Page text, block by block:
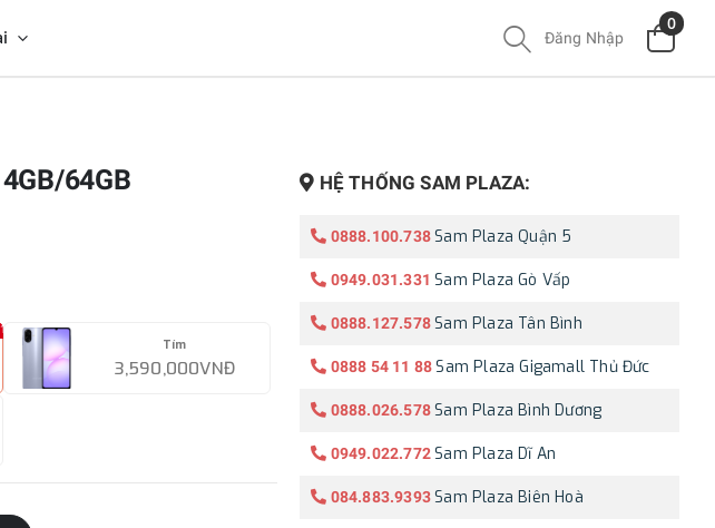
Đăng Nhập
0
64GB
Tím
3,590,000VNĐ
HỆ THỐNG SAM PLAZA:
0888.100.738 Sam Plaza Quận 5
0949.031.331 Sam Plaza Gò Vấp
0888.127.578 Sam Plaza Tân Bình
0888 54 11 88 Sam Plaza Gigamall Thủ Đức
0888.026.578 Sam Plaza Bình Dương
0949.022.772 Sam Plaza Dĩ An
084.883.9393 Sam Plaza Biên Hoà